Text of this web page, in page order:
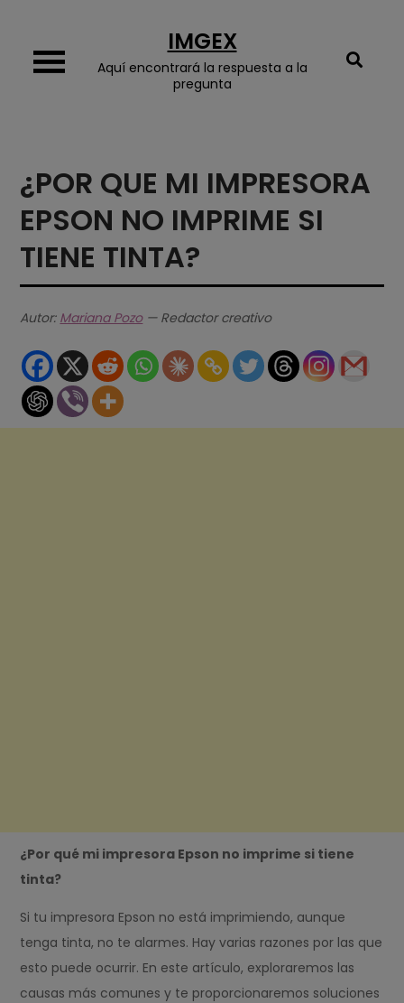
content
IMGEX
Aquí encontrará la respuesta a la
pregunta
¿POR QUE MI IMPRESORA
EPSON NO IMPRIME SI
TIENE TINTA?
Autor: Mariana Pozo— Redactor creativo
¿Por qué mi impresora Epson no imprime si tiene
tinta?
Si tu impresora Epson no está imprimiendo, aunque
tenga tinta, no te alarmes. Hay varias razones por las que
esto puede ocurrir. En este artículo, exploraremos las
causas más comunes y te proporcionaremos soluciones